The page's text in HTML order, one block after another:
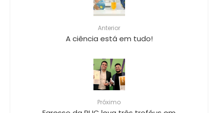
Anterior
A ciência está em tudo!
Próximo